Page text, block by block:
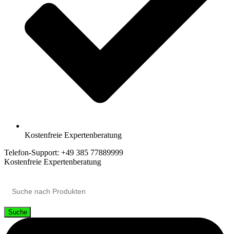
Kostenfreie Expertenberatung
Telefon-Support: +49 385 77889999
Kostenfreie Expertenberatung
Suche